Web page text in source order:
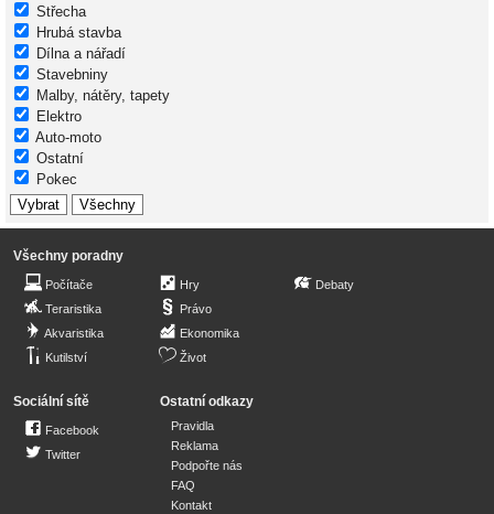
Střecha
Hrubá stavba
Dílna a nářadí
Stavebniny
Malby, nátěry, tapety
Elektro
Auto-moto
Ostatní
Pokec
Všechny poradny
Počítače
Teraristika
Akvaristika
Kutilství
Hry
Právo
Ekonomika
Život
Debaty
Sociální sítě
Facebook
Twitter
Ostatní odkazy
Pravidla
Reklama
Podpořte nás
FAQ
Kontakt